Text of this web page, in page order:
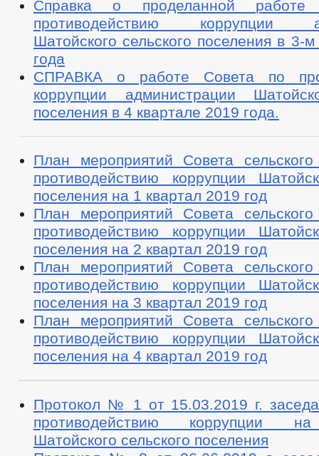
Справка о проделанной
противодействию коррупции
Шатойского сельского поселения в 3-
года
СПРАВКА о работе Совета по
коррупции администрации
поселения в 4 квартале 2019 года.
План мероприятий Совета
противодействию коррупции
поселения на 1 квартал 2019 год
План мероприятий Совета
противодействию коррупции
поселения на 2 квартал 2019 год
План мероприятий Совета
противодействию коррупции
поселения на 3 квартал 2019 год
План мероприятий Совета
противодействию коррупции
поселения на 4 квартал 2019 год
Протокол № 1 от 15.03.2019 г.
противодействию коррупции
Шатойского сельского поселения